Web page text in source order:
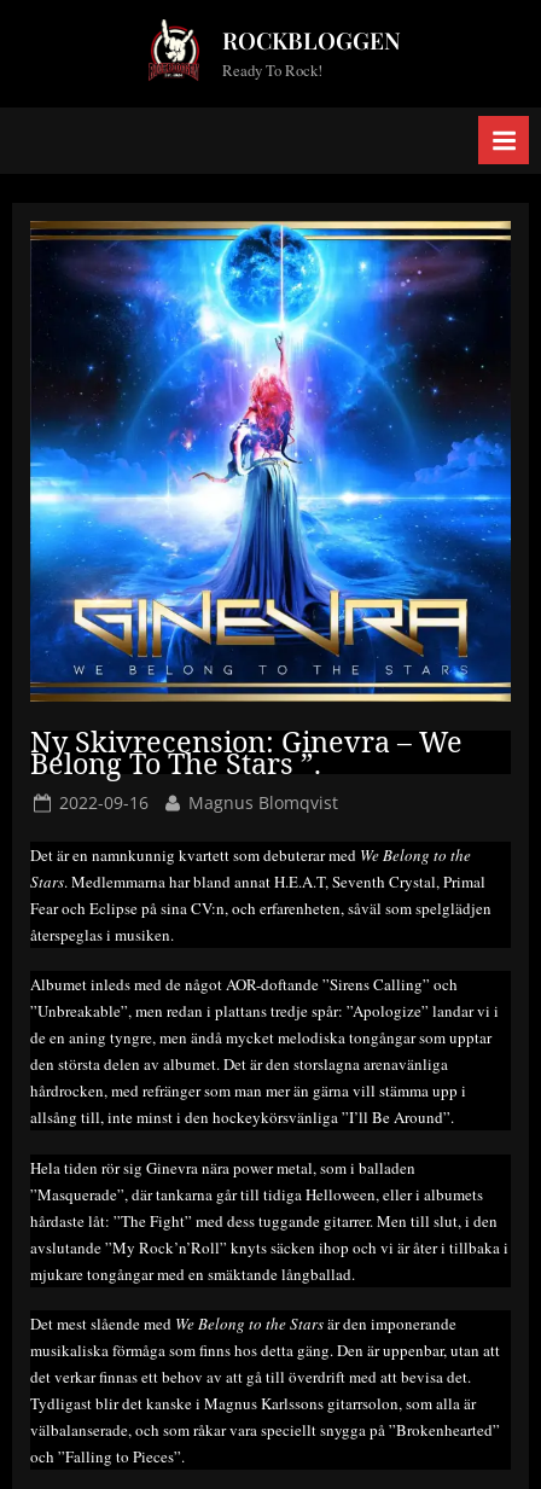
ROCKBLOGGEN
Ready To Rock!
Ny Skivrecension: Ginevra – We
Belong To The Stars ”.
Posted
2022-09-16 By
Magnus Blomqvist
Det är en namnkunnig kvartett som debuterar med We Belong to the
Stars. Medlemmarna har bland annat H.E.A.T, Seventh Crystal, Primal
Fear och Eclipse på sina CV:n, och erfarenheten, såväl som spelglädjen
återspeglas i musiken.
Albumet inleds med de något AOR-doftande ”Sirens Calling” och
”Unbreakable”, men redan i plattans tredje spår: ”Apologize” landar vi i
de en aning tyngre, men ändå mycket melodiska tongångar som upptar
den största delen av albumet. Det är den storslagna arenavänliga
hårdrocken, med refränger som man mer än gärna vill stämma upp i
allsång till, inte minst i den hockeykörsvänliga ”I’ll Be Around”.
Hela tiden rör sig Ginevra nära power metal, som i balladen
”Masquerade”, där tankarna går till tidiga Helloween, eller i albumets
hårdaste låt: ”The Fight” med dess tuggande gitarrer. Men till slut, i den
avslutande ”My Rock’n’Roll” knyts säcken ihop och vi är åter i tillbaka i
mjukare tongångar med en smäktande långballad.
Det mest slående med We Belong to the Starsär den imponerande
musikaliska förmåga som finns hos detta gäng. Den är uppenbar, utan att
det verkar finnas ett behov av att gå till överdrift med att bevisa det.
Tydligast blir det kanske i Magnus Karlssons gitarrsolon, som alla är
välbalanserade, och som råkar vara speciellt snygga på ”Brokenhearted”
och ”Falling to Pieces”.